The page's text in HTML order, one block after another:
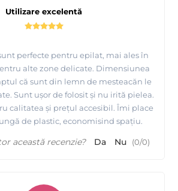
Utilizare excelentă
perfecte pentru epilat, mai ales în
alte zone delicate. Dimensiunea
că sunt din lemn de mesteacăn le
Sunt ușor de folosit și nu irită pielea.
calitatea și prețul accesibil. Îmi place
de plastic, economisind spațiu.
această recenzie? Da Nu (0/0)